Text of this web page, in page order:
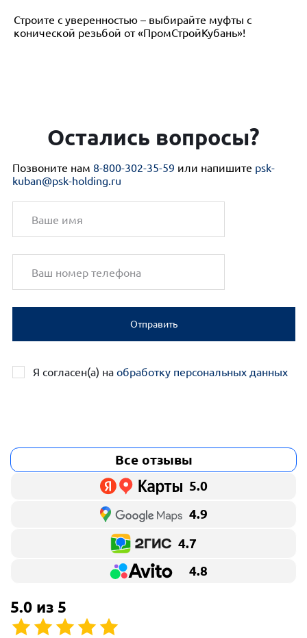
Строите с уверенностью – выбирайте муфты с
конической резьбой от «ПромСтройКубань»!
Остались вопросы?
Позвоните нам 8-800-302-35-59 или напишите psk-
kuban@psk-holding.ru
Отправить
Я согласен(а) на обработку персональных данных
Все отзывы
5.0
4.9
4.7
4.8
5.0 из 5